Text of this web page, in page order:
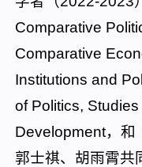
Comparative
Comparative
Institutions and
of Politics,
Development，和
郭士祺、胡雨霄共